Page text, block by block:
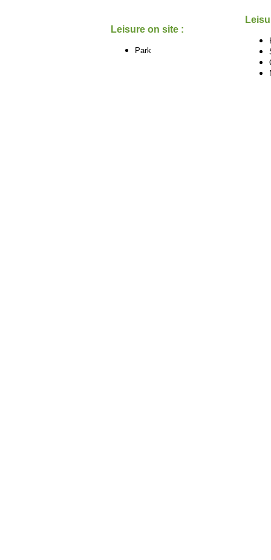
Leisure on site :
Park